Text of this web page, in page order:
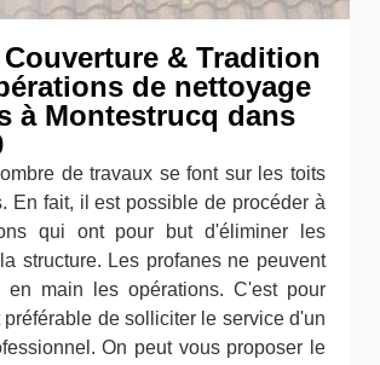
& Tradition
de nettoyage
à Montestrucq dans
de travaux se font sur les toits
En fait, il est possible de procéder à
qui ont pour but d'éliminer les
structure. Les profanes ne peuvent
en main les opérations. C'est pour
de solliciter le service d'un
On peut vous proposer le